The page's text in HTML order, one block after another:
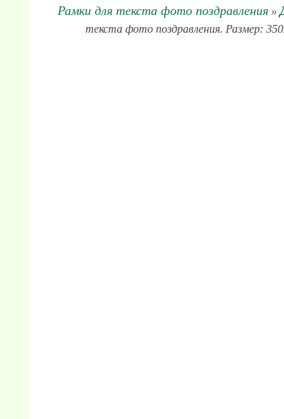
Рамки для текста фото поздравления»
текста фото поздравления. Размер: